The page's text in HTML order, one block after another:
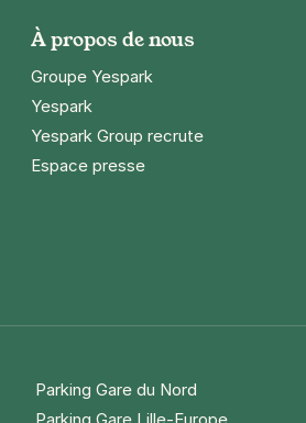
À propos de nous
Groupe Yespark
Yespark
Yespark Group recrute
Espace presse
Parking Gare du Nord